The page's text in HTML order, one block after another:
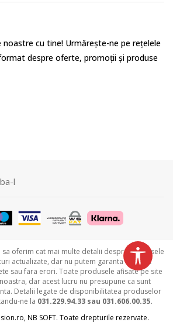
cu tine! Urmărește-ne pe rețelele
despre oferte, promoții și produse
l
sa oferim cat mai multe detalii despre produsele
actualizate, dar nu putem garanta ca toate
sau fara erori. Toate produsele afisate pe site
dar acest lucru nu presupune ca sunt
Detalii legate de disponibilitatea produselor
ne la 031.229.94.33 sau 031.606.00.35.
,NB SOFT. Toate drepturile rezervate.